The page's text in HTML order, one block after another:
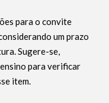
para o convite
um prazo
Sugere-se,
para verificar
item.